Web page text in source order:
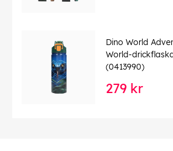
Dino World
World-
(0413990)
279 kr